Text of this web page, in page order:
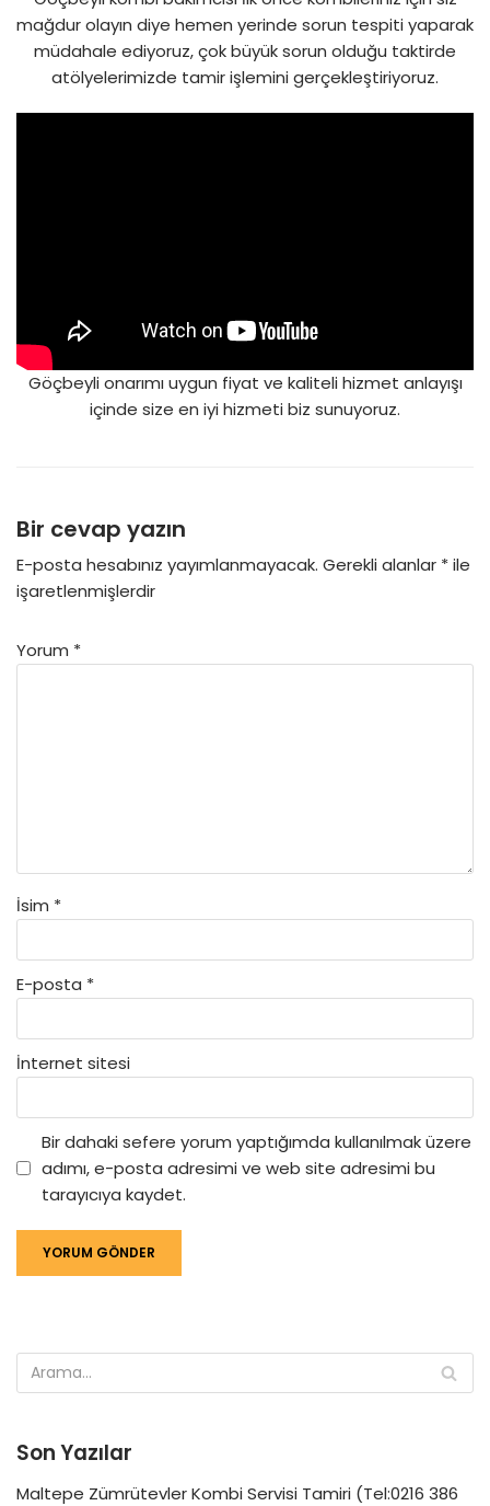
mağdur olayın diye hemen yerinde sorun tespiti yaparak
müdahale ediyoruz, çok büyük sorun olduğu taktirde
atölyelerimizde tamir işlemini gerçekleştiriyoruz.
Göçbeyli onarımı uygun fiyat ve kaliteli hizmet anlayışı
içinde size en iyi hizmeti biz sunuyoruz.
Bir cevap yazın
E-posta hesabınız yayımlanmayacak. Gerekli alanlar *ile
işaretlenmişlerdir
Yorum *
İsim *
E-posta *
İnternet sitesi
Bir dahaki sefere yorum yaptığımda kullanılmak üzere
adımı, e-posta adresimi ve web site adresimi bu
tarayıcıya kaydet.
Son Yazılar
Maltepe Zümrütevler Kombi Servisi Tamiri (Tel:0216 386